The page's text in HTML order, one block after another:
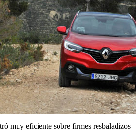
muy eficiente sobre firmes resbaladizos